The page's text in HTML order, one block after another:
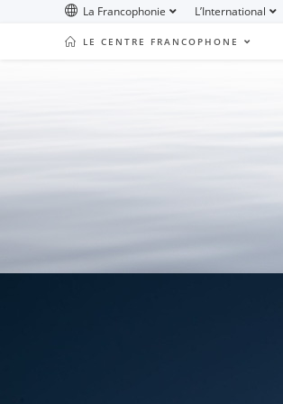
La Francophonie L’International
LE CENTRE FRANCOPHONE